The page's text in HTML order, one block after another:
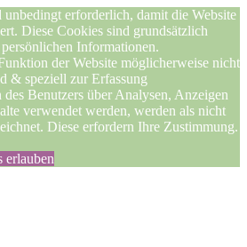
erforderlich, damit die Website
Diese Cookies sind grundsätzlich
Informationen.
der Website möglicherweise nicht
& speziell zur Erfassung
des Benutzers über Analysen, Anzeigen
verwendet werden, werden als nicht
Diese erfordern Ihre Zustimmung.
erlauben